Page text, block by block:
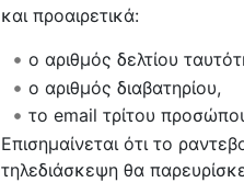
και προαιρετικά:
ο αριθμός δελτίου
ο αριθμός διαβατηρίου,
το email τρίτου
Επισημαίνεται ότι το
τηλεδιάσκεψη θα